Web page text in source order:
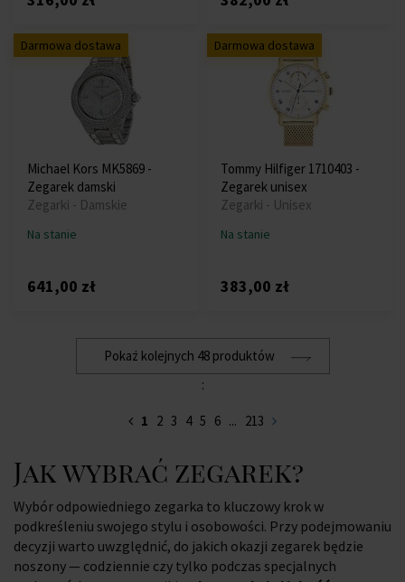
Darmowa dostawa
Michael Kors MK5869 -
Zegarek damski
Zegarki - Damskie
Na stanie
641,00 zł
Darmowa dostawa
Tommy Hilfiger 1710403 -
Zegarek unisex
Zegarki - Unisex
Na stanie
383,00 zł
Pokaż kolejnych 48 produktów
:
1 2 3 4 5 6 ... 213
Jak wybrać zegarek?
Wybór odpowiedniego zegarka to kluczowy krok w
podkreśleniu swojego stylu i osobowości. Przy podejmowaniu
decyzji warto uwzględnić, do jakich okazji zegarek będzie
noszony — codziennie czy tylko podczas specjalnych